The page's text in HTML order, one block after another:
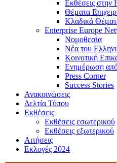
Εκθέσεις
Θέματα
Κλαδικά
Enterprise Europe
Νομοθεσία
Νέα του
Κοινοτική
Ενημέρωση από
Press Corner
Success Stories
Ανακοινώσεις
Δελτία Τύπου
Εκθέσεις
Εκθέσεις εσωτερικού
Εκθέσεις εξωτερικού
Αιτήσεις
Εκλογές 2024